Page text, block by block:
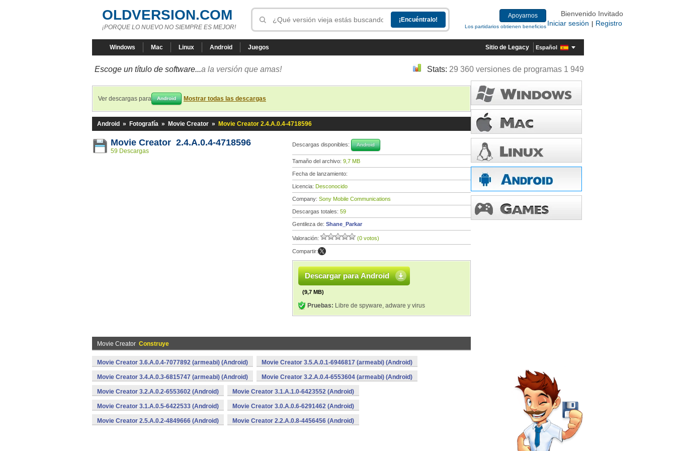
OLDVERSION.COM
¡PORQUE LO NUEVO NO SIEMPRE ES MEJOR!
Apoyarnos
Los partidarios obtienen beneficios
Bienvenido Invitado
Iniciar sesión
Registro
Windows Mac Linux Android Juegos Sitio de Legacy Español
Escoge un título de software...a la versión que amas! Stats: 29 360 versiones de programas 1 949
Ver descargas para Android Mostrar todas las descargas
Android » Fotografía » Movie Creator » Movie Creator 2.4.A.0.4-4718596
Movie Creator 2.4.A.0.4-4718596
59 Descargas
Descargas disponibles: Android
Tamaño del archivo: 9,7 MB
Fecha de lanzamiento:
Licencia: Desconocido
Company: Sony Mobile Communications
Descargas totales: 59
Gentileza de: Shane_Parkar
Valoración: (0 votos)
Compartir:
Descargar para Android
(9,7 MB)
Pruebas: Libre de spyware, adware y virus
Movie Creator Construye
Movie Creator 3.6.A.0.4-7077892 (armeabi) (Android) Movie Creator 3.5.A.0.1-6946817 (armeabi) (Android)
Movie Creator 3.4.A.0.3-6815747 (armeabi) (Android) Movie Creator 3.2.A.0.4-6553604 (armeabi) (Android)
Movie Creator 3.2.A.0.2-6553602 (Android) Movie Creator 3.1.A.1.0-6423552 (Android)
Movie Creator 3.1.A.0.5-6422533 (Android) Movie Creator 3.0.A.0.6-6291462 (Android)
Movie Creator 2.5.A.0.2-4849666 (Android) Movie Creator 2.2.A.0.8-4456456 (Android)